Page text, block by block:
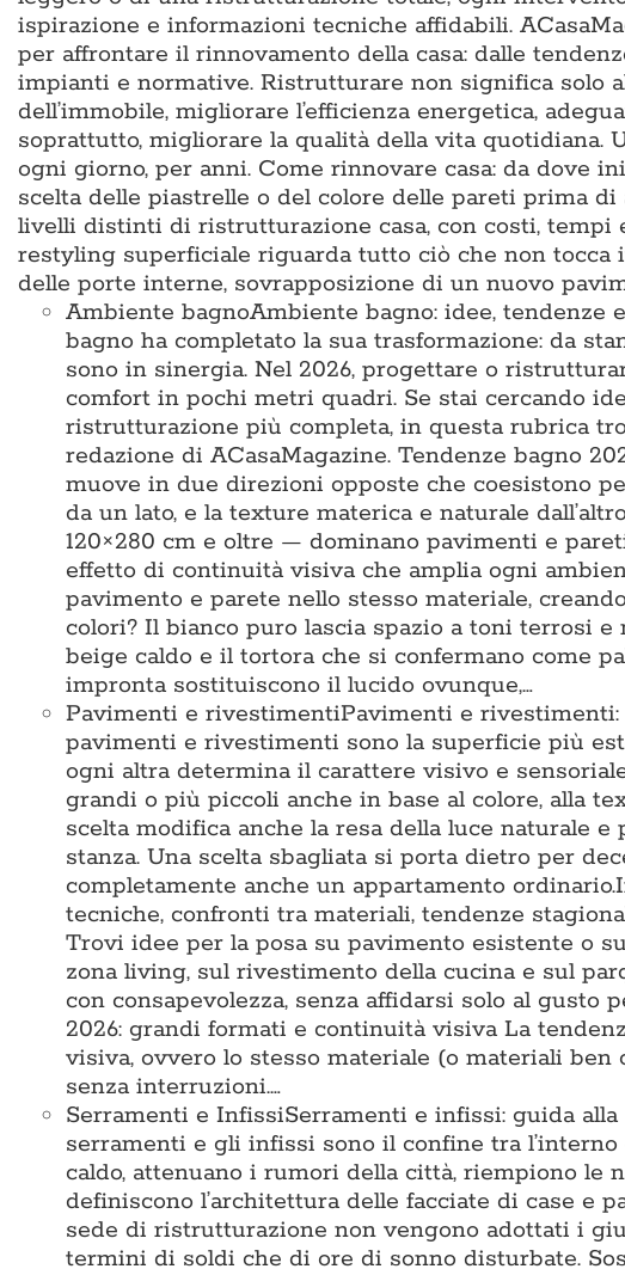
ispirazione e informazioni tecniche affidabili.
per affrontare il rinnovamento della casa: dalle
impianti e normative. Ristrutturare non significa solo
dell’immobile, migliorare l’efficienza energetica,
soprattutto, migliorare la qualità della vita quotidiana.
ogni giorno, per anni. Come rinnovare casa: da dove
scelta delle piastrelle o del colore delle pareti prima
livelli distinti di ristrutturazione casa, con costi,
restyling superficiale riguarda tutto ciò che non
delle porte interne, sovrapposizione di un nuovo
Ambiente bagnoAmbiente bagno: idee, tendenze
bagno ha completato la sua trasformazione: da
sono in sinergia. Nel 2026, progettare o
comfort in pochi metri quadri. Se stai cercando
ristrutturazione più completa, in questa rubrica
redazione di ACasaMagazine. Tendenze bagno
muove in due direzioni opposte che coesistono
da un lato, e la texture materica e naturale
120×280 cm e oltre — dominano pavimenti e
effetto di continuità visiva che amplia ogni
pavimento e parete nello stesso materiale,
colori? Il bianco puro lascia spazio a toni terrosi
beige caldo e il tortora che si confermano come
impronta sostituiscono il lucido ovunque,…
Pavimenti e rivestimentiPavimenti e
pavimenti e rivestimenti sono la superficie più
ogni altra determina il carattere visivo e
grandi o più piccoli anche in base al colore, alla
scelta modifica anche la resa della luce naturale
stanza. Una scelta sbagliata si porta dietro per
completamente anche un appartamento
tecniche, confronti tra materiali, tendenze
Trovi idee per la posa su pavimento esistente o
zona living, sul rivestimento della cucina e sul
con consapevolezza, senza affidarsi solo al
2026: grandi formati e continuità visiva La
visiva, ovvero lo stesso materiale (o materiali
senza interruzioni.…
Serramenti e InfissiSerramenti e infissi: guida
serramenti e gli infissi sono il confine tra l’interno
caldo, attenuano i rumori della città, riempiono le
definiscono l’architettura delle facciate di case e
sede di ristrutturazione non vengono adottati i
termini di soldi che di ore di sonno disturbate.